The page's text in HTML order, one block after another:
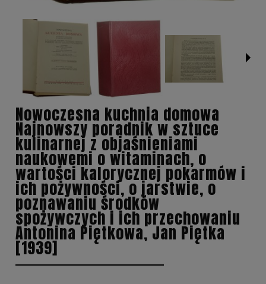
Nowoczesna kuchnia domowa
Najnowszy poradnik w sztuce
kulinarnej z objaśnieniami
naukowemi o witaminach, o
wartości kalorycznej pokarmów i
ich pożywności, o jarstwie, o
poznawaniu środków
spożywczych i ich przechowaniu
Antonina Piętkowa, Jan Piętka
[1939]